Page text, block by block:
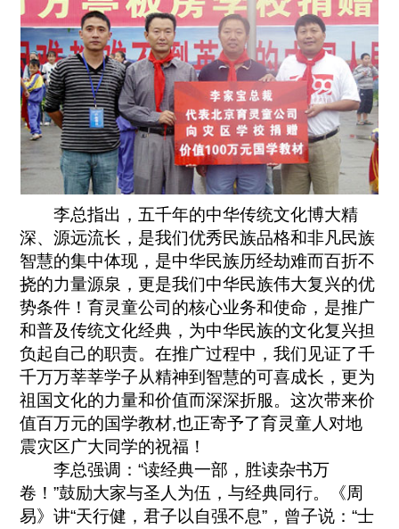
李总指出，五千年的中华传统文化博大精
深、源远流长，是我们优秀民族品格和非凡民族
智慧的集中体现，是中华民族历经劫难而百折不
挠的力量源泉，更是我们中华民族伟大复兴的优
势条件！育灵童公司的核心业务和使命，是推广
和普及传统文化经典，为中华民族的文化复兴担
负起自己的职责。在推广过程中，我们见证了千
千万万莘莘学子从精神到智慧的可喜成长，更为
祖国文化的力量和价值而深深折服。这次带来价
值百万元的国学教材,也正寄予了育灵童人对地
震灾区广大同学的祝福！
李总强调：“读经典一部，胜读杂书万
卷！”鼓励大家与圣人为伍，与经典同行。《周
易》讲“天行健，君子以自强不息”，曾子说：“士